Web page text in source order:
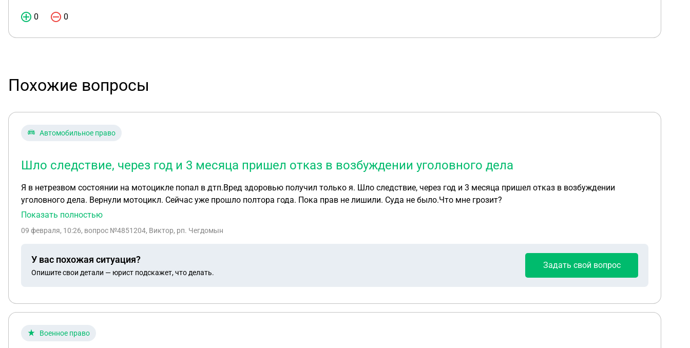
0 0
Похожие вопросы
Автомобильное право
Шло следствие, через год и 3 месяца пришел отказ в возбуждении уголовного дела
Я в нетрезвом состоянии на мотоцикле попал в дтп.Вред здоровью получил только я. Шло следствие, через год и 3 месяца пришел отказ в возбуждении
уголовного дела. Вернули мотоцикл. Сейчас уже прошло полтора года. Пока прав не лишили. Суда не было.Что мне грозит?
Показать полностью
09 февраля, 10:26, вопрос №4851204, Виктор, рп. Чегдомын
У вас похожая ситуация?
Опишите свои детали — юрист подскажет, что делать.
Задать свой вопрос
Военное право